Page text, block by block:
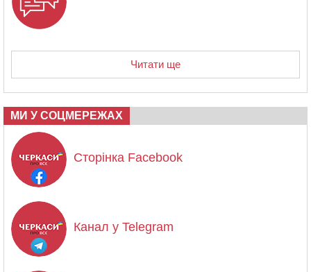
Читати ще
МИ У СОЦМЕРЕЖАХ
Сторінка Facebook
Канал у Telegram